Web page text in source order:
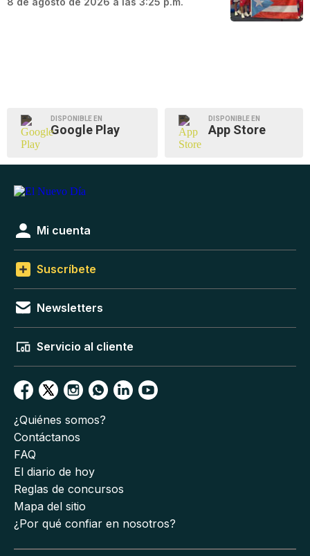
DISPONIBLE EN
Google Play
DISPONIBLE EN
App Store
Mi cuenta
Suscríbete
Newsletters
Servicio al cliente
¿Quiénes somos?
Contáctanos
FAQ
El diario de hoy
Reglas de concursos
Mapa del sitio
¿Por qué confiar en nosotros?